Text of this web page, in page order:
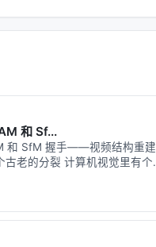
不是技术本身，而是权
的专利。你需要百万美
，就能在家里跑一个七千
该去本地跑大模型。云端
认为不可能在本地完成的
在断网的飞机上，
文献检索。一个学生在宿
模型的可及性（
和 Sf...
和 SfM 握手——视频结构重建
老的分裂 计算机视觉里有个
怎么从视频恢复相机轨迹和场